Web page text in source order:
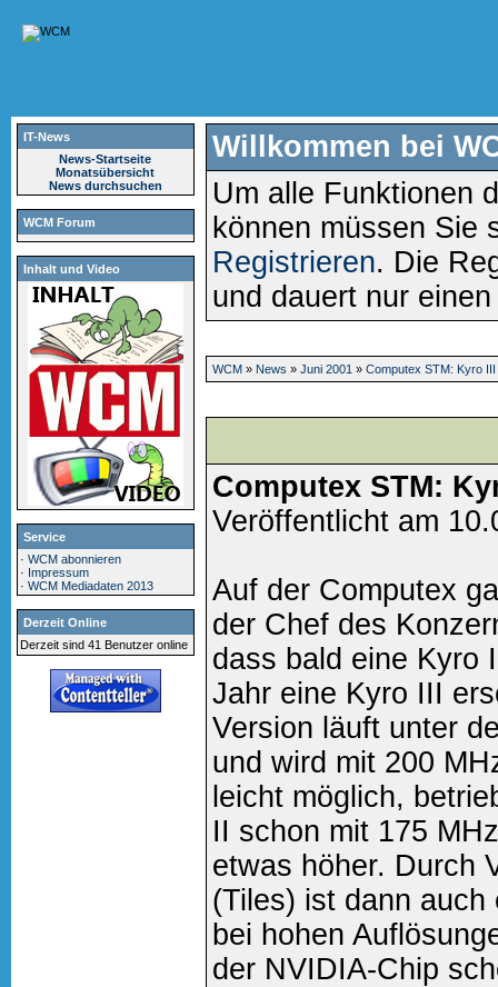
IT-News
News-Startseite
Monatsübersicht
News durchsuchen
WCM Forum
Inhalt und Video
Service
·WCM abonnieren
· Impressum
·WCM Mediadaten 2013
Derzeit Online
Derzeit sind 41 Benutzer online
Willkommen bei
Um alle Funktionen
können müssen Sie
Registrieren. Die
und dauert nur
WCM» News » Juni 2001 » Computex STM: Kyro III
Computex STM:
Veröffentlicht am
Auf der Computex
der Chef des
dass bald eine Kyro
Jahr eine Kyro III
Version läuft unter
und wird mit 200
leicht möglich,
II schon mit 175
etwas höher. Durch
(Tiles) ist dann
bei hohen
der NVIDIA-Chip